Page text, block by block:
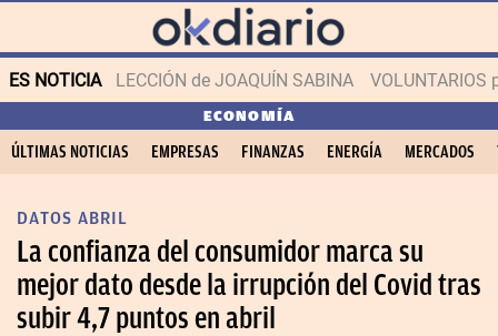
ES NOTICIA LECCIÓN de JOAQUÍN SABINA VOLUNTARIOS
ECONOMÍA
ÚLTIMAS NOTICIAS EMPRESAS FINANZAS ENERGÍA MERCADOS
DATOS ABRIL
La confianza del consumidor marca su
mejor dato desde la irrupción del Covid tras
subir 4,7 puntos en abril